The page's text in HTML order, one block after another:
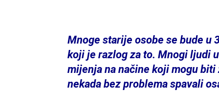
Mnoge starije osobe se bude u
koji je razlog za to. Mnogi ljudi
mijenja na načine koji mogu
nekada bez problema spavali